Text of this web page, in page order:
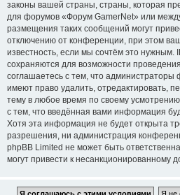
законы вашей страны, страны, которая
для форумов «Форум GamerNet» или
размещения таких сообщений могут
отключению от конференции, при этом
известность, если мы сочтём это нужным.
сохраняются для возможности
соглашаетесь с тем, что
имеют право удалить, отредактировать,
тему в любое время по своему
с тем, что введённая вами информация
Хотя эта информация не будет открыта
разрешения, ни администрация
phpBB Limited не может быть
могут привести к несанкционированному